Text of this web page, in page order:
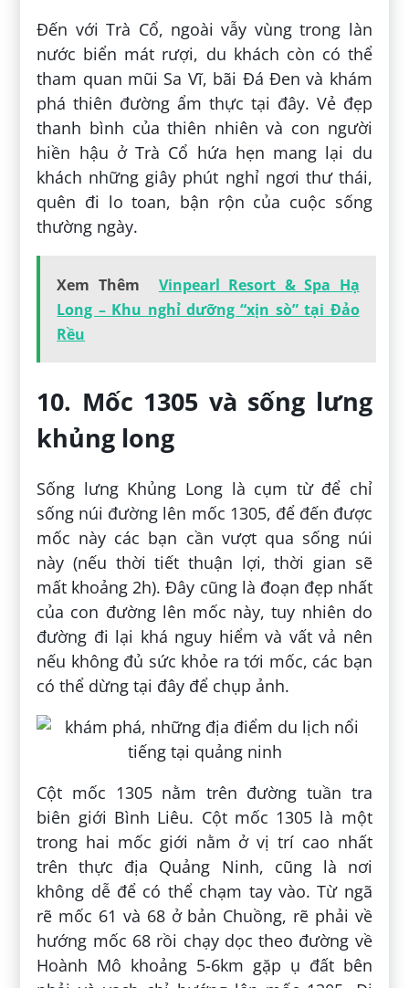
Đến với Trà Cổ, ngoài vẫy vùng trong làn
nước biển mát rượi, du khách còn có thể
tham quan mũi Sa Vĩ, bãi Đá Đen và khám
phá thiên đường ẩm thực tại đây. Vẻ đẹp
thanh bình của thiên nhiên và con người
hiền hậu ở Trà Cổ hứa hẹn mang lại du
khách những giây phút nghỉ ngơi thư thái,
quên đi lo toan, bận rộn của cuộc sống
thường ngày.
Xem Thêm
Vinpearl Resort & Spa Hạ
Long – Khu nghỉ dưỡng “xịn sò” tại Đảo
Rều
10. Mốc 1305 và sống lưng
khủng long
Sống lưng Khủng Long là cụm từ để chỉ
sống núi đường lên mốc 1305, để đến được
mốc này các bạn cần vượt qua sống núi
này (nếu thời tiết thuận lợi, thời gian sẽ
mất khoảng 2h). Đây cũng là đoạn đẹp nhất
của con đường lên mốc này, tuy nhiên do
đường đi lại khá nguy hiểm và vất vả nên
nếu không đủ sức khỏe ra tới mốc, các bạn
có thể dừng tại đây để chụp ảnh.
Cột mốc 1305 nằm trên đường tuần tra
biên giới Bình Liêu. Cột mốc 1305 là một
trong hai mốc giới nằm ở vị trí cao nhất
trên thực địa Quảng Ninh, cũng là nơi
không dễ để có thể chạm tay vào. Từ ngã
rẽ mốc 61 và 68 ở bản Chuồng, rẽ phải về
hướng mốc 68 rồi chạy dọc theo đường về
Hoành Mô khoảng 5-6km gặp ụ đất bên